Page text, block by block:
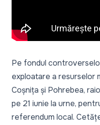
Pe fondul
exploatare a resurselor
Coșnița și Pohrebea,
pe 21 iunie la urne,
referendum local.